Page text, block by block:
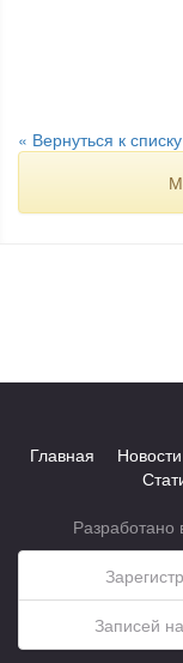
« Вернуться к
Главная Новости
Разработано
Записей